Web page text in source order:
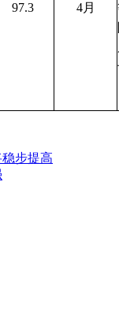
97.3 4月
步提高